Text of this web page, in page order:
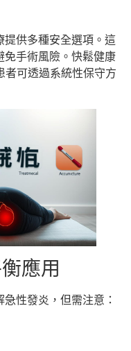
提供多種安全選項。這
免手術風險。快鬆健康
者可透過系統性保守方
應用
性發炎，但需注意：